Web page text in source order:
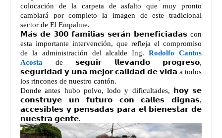
colocación de la carpeta de asfalto que muy pronto
cambiará por completo la imagen de este tradicional
sector de El Empalme.
𝗠𝗮́𝘀 𝗱𝗲 𝟯𝟬𝟬 𝗳𝗮𝗺𝗶𝗹𝗶𝗮𝘀 𝘀𝗲𝗿𝗮́𝗻 𝗯𝗲𝗻𝗲𝗳𝗶𝗰𝗶𝗮𝗱𝗮𝘀 con
esta importante intervención, que refleja el compromiso
de la administración del alcalde Ing.Rodolfo Cantos
Acosta de 𝘀𝗲𝗴𝘂𝗶𝗿 𝗹𝗹𝗲𝘃𝗮𝗻𝗱𝗼 𝗽𝗿𝗼𝗴𝗿𝗲𝘀𝗼,
𝘀𝗲𝗴𝘂𝗿𝗶𝗱𝗮𝗱 𝘆 𝘂𝗻𝗮 𝗺𝗲𝗷𝗼𝗿 𝗰𝗮𝗹𝗶𝗱𝗮𝗱 𝗱𝗲 𝘃𝗶𝗱𝗮 a todos
los rincones de nuestro cantón.
Donde antes hubo polvo, lodo y dificultades, 𝗵𝗼𝘆 𝘀𝗲
𝗰𝗼𝗻𝘀𝘁𝗿𝘂𝘆𝗲 𝘂𝗻 𝗳𝘂𝘁𝘂𝗿𝗼 𝗰𝗼𝗻 𝗰𝗮𝗹𝗹𝗲𝘀 𝗱𝗶𝗴𝗻𝗮𝘀,
𝗮𝗰𝗰𝗲𝘀𝗶𝗯𝗹𝗲𝘀 𝘆 𝗽𝗲𝗻𝘀𝗮𝗱𝗮𝘀 𝗽𝗮𝗿𝗮 𝗲𝗹 𝗯𝗶𝗲𝗻𝗲𝘀𝘁𝗮𝗿 𝗱𝗲
𝗻𝘂𝗲𝘀𝘁𝗿𝗮 𝗴𝗲𝗻𝘁𝗲.